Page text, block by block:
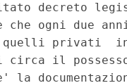
decreto
ogni due
e quelli privati
circa il
la